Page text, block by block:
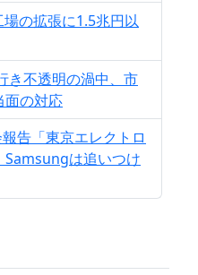
の拡張に1.5兆円以
き不透明の渦中、市
面の対応
告「東京エレクトロ
Samsungは追いつけ